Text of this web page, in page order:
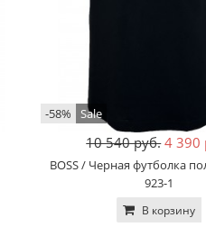
-58% Sale
10 540 руб. 4 390
BOSS / Черная футболка
923-1
В корзину